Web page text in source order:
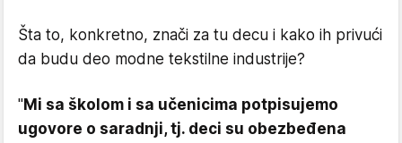
Šta to, konkretno, znači za tu decu i kako ih privući
da budu deo modne tekstilne industrije?
"Mi sa školom i sa učenicima potpisujemo
ugovore o saradnji, tj. deci su obezbeđena